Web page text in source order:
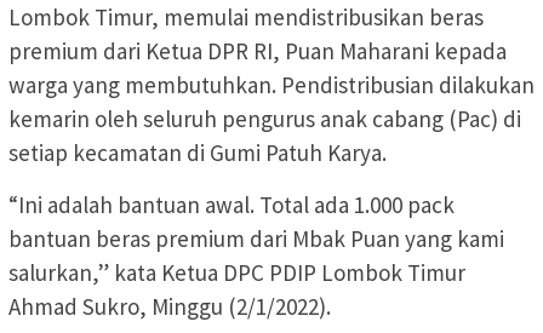
Lombok Timur, memulai mendistribusikan beras
premium dari Ketua DPR RI, Puan Maharani kepada
warga yang membutuhkan. Pendistribusian dilakukan
kemarin oleh seluruh pengurus anak cabang (Pac) di
setiap kecamatan di Gumi Patuh Karya.
“Ini adalah bantuan awal. Total ada 1.000 pack
bantuan beras premium dari Mbak Puan yang kami
salurkan,” kata Ketua DPC PDIP Lombok Timur
Ahmad Sukro, Minggu (2/1/2022).